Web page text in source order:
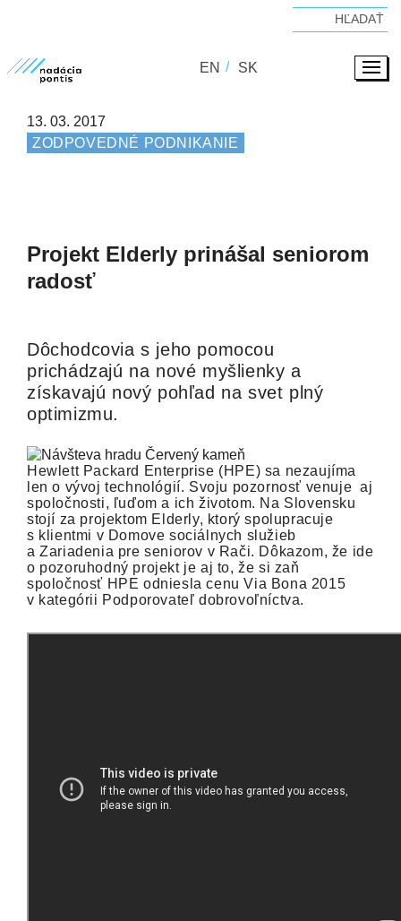
EN SK
13. 03. 2017
ZODPOVEDNÉ PODNIKANIE
Projekt Elderly prinášal seniorom
radosť
Dôchodcovia s jeho pomocou
prichádzajú na nové myšlienky a
získavajú nový pohľad na svet plný
optimizmu.
Hewlett Packard Enterprise (HPE) sa nezaujíma
len o vývoj technológií. Svoju pozornosť venuje aj
spoločnosti, ľuďom a ich životom. Na Slovensku
stojí za projektom Elderly, ktorý spolupracuje
s klientmi v Domove sociálnych služieb
a Zariadenia pre seniorov v Rači. Dôkazom, že ide
o pozoruhodný projekt je aj to, že si zaň
spoločnosť HPE odniesla cenu Via Bona 2015
v kategórii Podporovateľ dobrovoľníctva.